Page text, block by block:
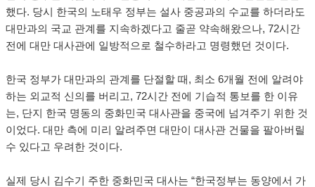
했다. 당시 한국의 노태우 정부는 설사 중공과의 수교를 하더라도
대만과의 국교 관계를 지속하겠다고 줄곧 약속해왔으나, 72시간
전에 대만 대사관에 일방적으로 철수하라고 명령했던 것이다.
한국 정부가 대만과의 관계를 단절할 때, 최소 6개월 전에 알려야
하는 외교적 신의를 버리고, 72시간 전에 기습적 통보를 한 이유
는, 단지 한국 명동의 중화민국 대사관을 중국에 넘겨주기 위한 것
이었다. 대만 측에 미리 알려주면 대만이 대사관 건물을 팔아버릴
수 있다고 우려한 것이다.
실제 당시 김수기 주한 중화민국 대사는 “한국정부는 동양에서 가